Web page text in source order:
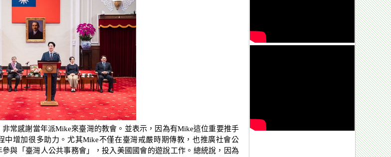
常感謝當年派Mike來臺灣的教會。並表示，因為有Mike這位重要推手
中增加很多助力。尤其Mike不僅在臺灣戒嚴時期傳教，也推廣社會公
與「臺灣人公共事務會」，投入美國國會的遊說工作。總統說，因為